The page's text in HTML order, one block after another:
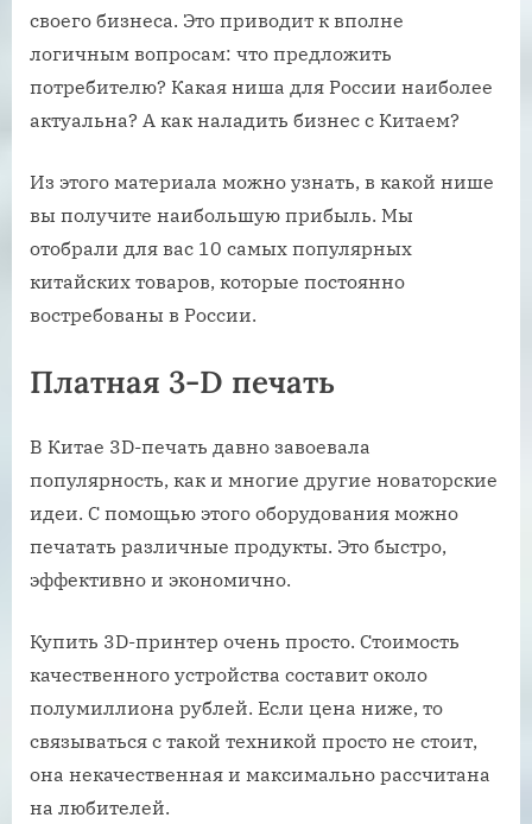
своего бизнеса. Это приводит к вполне
логичным вопросам: что предложить
потребителю? Какая ниша для России наиболее
актуальна? А как наладить бизнес с Китаем?
Из этого материала можно узнать, в какой нише
вы получите наибольшую прибыль. Мы
отобрали для вас 10 самых популярных
китайских товаров, которые постоянно
востребованы в России.
Платная 3-D печать
В Китае 3D-печать давно завоевала
популярность, как и многие другие новаторские
идеи. С помощью этого оборудования можно
печатать различные продукты. Это быстро,
эффективно и экономично.
Купить 3D-принтер очень просто. Стоимость
качественного устройства составит около
полумиллиона рублей. Если цена ниже, то
связываться с такой техникой просто не стоит,
она некачественная и максимально рассчитана
на любителей.